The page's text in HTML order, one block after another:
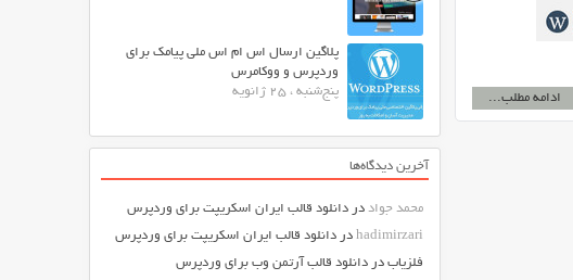
ادامه مطلب...
پلاگین ارسال اس ام اس ملی پیامک برای
وردپرس و ووکامرس
پنج‌شنبه ، 25 ژانویه
آخرین دیدگاه‌ها
محمد جواد در دانلود قالب ایران اسکریپت برای وردپرس
hadimirzari در دانلود قالب ایران اسکریپت برای وردپرس
فلزیاب در دانلود قالب آرتمن وب برای وردپرس